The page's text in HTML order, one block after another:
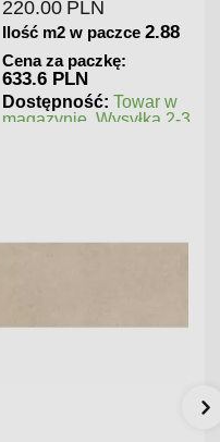
220.00 PLN
Ilość m2 w paczce 2.88
Cena za paczkę:
633.6 PLN
Dostępność: Towar w
magazynie. Wysyłka 2-3